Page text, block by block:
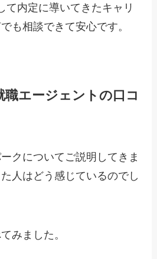
て内定に導いてきたキャリ
も相談できて安心です。
エージェントの口コ
クについてご説明してきま
人はどう感じているのでし
みました。